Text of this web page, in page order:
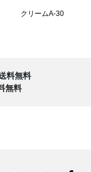
クリームA‐30
料無料
無料